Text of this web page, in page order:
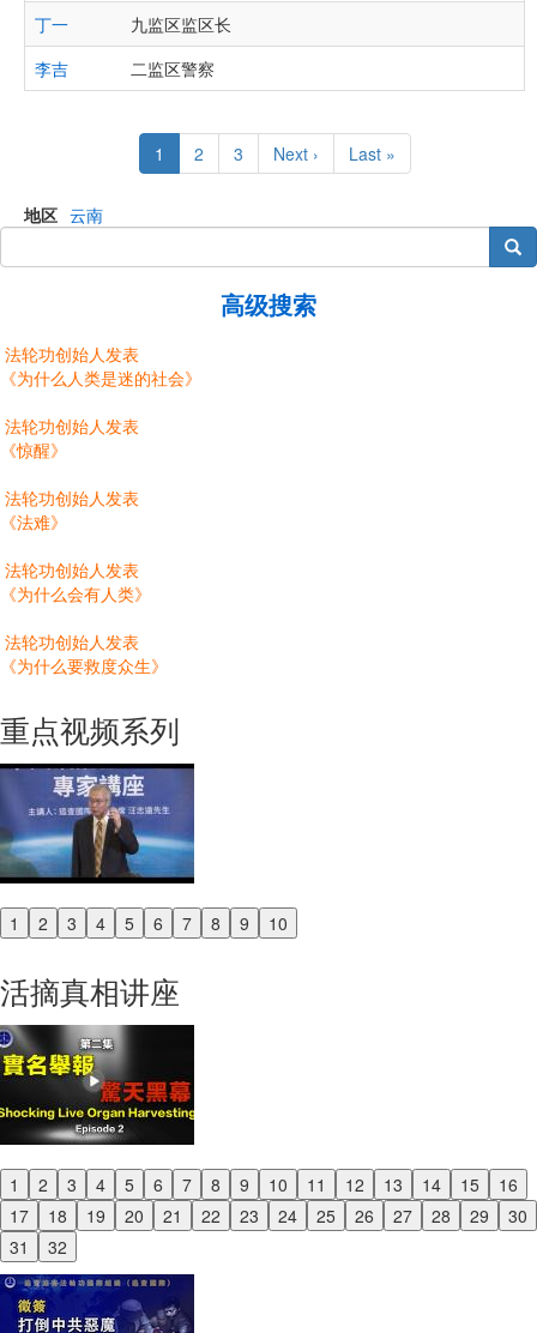
丁一
九监区监区长
李吉
二监区警察
Current
page
1 Page
2 Page
3
Next
page
Next ›
Last
page
Last »
地区 云南
搜索
高级搜索
法轮功创始人发表
《为什么人类是迷的社会》
法轮功创始人发表
《惊醒》
法轮功创始人发表
《法难》
法轮功创始人发表
《为什么会有人类》
法轮功创始人发表
《为什么要救度众生》
重点视频系列
1 2 3 4 5 6 7 8 9 10
Previous
活摘真相讲座
1 2 3 4 5 6 7 8 9 10 11 12 13 14 15
16
17
18 19 20 21 22 23 24 25 26 27 28 29
30
31
32
Previous
Next